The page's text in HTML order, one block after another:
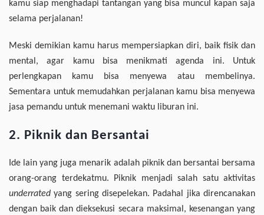
kamu siap menghadapi tantangan yang bisa muncul kapan saja
selama perjalanan!
Meski demikian kamu harus mempersiapkan diri, baik fisik dan
mental, agar kamu bisa menikmati agenda ini. Untuk
perlengkapan kamu bisa menyewa atau membelinya.
Sementara untuk memudahkan perjalanan kamu bisa menyewa
jasa pemandu untuk menemani waktu liburan ini.
2. Piknik dan Bersantai
Ide lain yang juga menarik adalah piknik dan bersantai bersama
orang-orang terdekatmu. Piknik menjadi salah satu aktivitas
underrated yang sering disepelekan. Padahal jika direncanakan
dengan baik dan dieksekusi secara maksimal, kesenangan yang